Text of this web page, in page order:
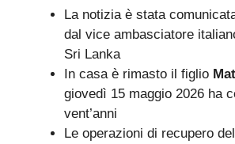
La notizia è stata
dal vice ambasciatore
Sri Lanka
In casa è rimasto il figlio
giovedì 15 maggio 2026 ha
vent’anni
Le operazioni di recupero